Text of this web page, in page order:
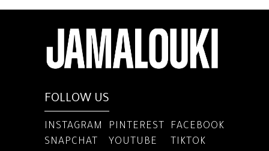
FOLLOW US
INSTAGRAM PINTEREST
FACEBOOK
SNAPCHAT
YOUTUBE
TIKTOK